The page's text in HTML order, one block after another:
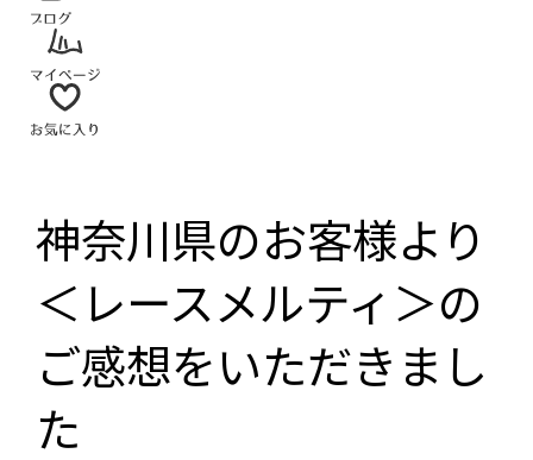
神奈川県のお客様より
＜レースメルティ＞の
ご感想をいただきまし
た